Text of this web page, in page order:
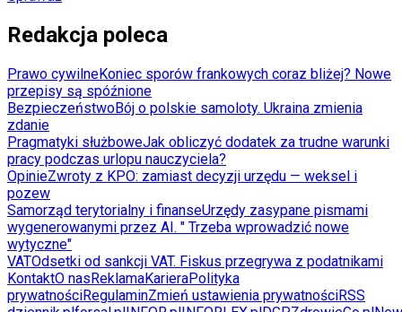
Redakcja poleca
Prawo cywilneKoniec sporów frankowych coraz bliżej? Nowe
przepisy są spóźnione
BezpieczeństwoBój o polskie samoloty. Ukraina zmienia
zdanie
Pragmatyki służboweJak obliczyć dodatek za trudne warunki
pracy podczas urlopu nauczyciela?
OpinieZwroty z KPO: zamiast decyzji urzędu — weksel i
pozew
Samorząd terytorialny i finanseUrzędy zasypane pismami
wygenerowanymi przez AI. " Trzeba wprowadzić nowe
wytyczne"
VATOdsetki od sankcji VAT. Fiskus przegrywa z podatnikami
KontaktO nasReklamaKarieraPolityka
prywatnościRegulaminZmień ustawienia prywatnościRSS